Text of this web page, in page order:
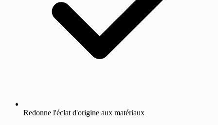
Redonne l'éclat d'origine aux matériaux